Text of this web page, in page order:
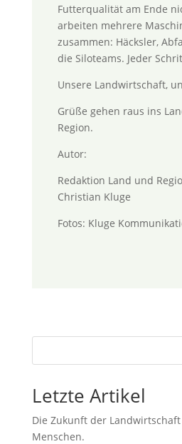
Futterqualität am Ende
arbeiten mehrere
zusammen: Häcksler,
die Siloteams. Jeder
Unsere Landwirtschaft,
Grüße gehen raus ins
Region.
Autor:
Redaktion Land und
Christian Kluge
Fotos: Kluge
Letzte Artikel
Die Zukunft der
Menschen.